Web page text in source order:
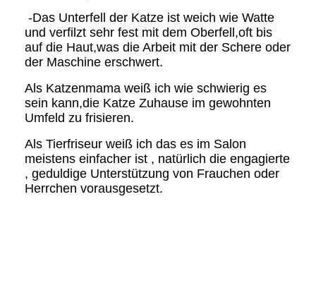
-Das Unterfell der Katze ist weich wie Watte
und verfilzt sehr fest mit dem Oberfell,oft bis
auf die Haut,was die Arbeit mit der Schere oder
der Maschine erschwert.
Als Katzenmama weiß ich wie schwierig es
sein kann,die Katze Zuhause im gewohnten
Umfeld zu frisieren.
Als Tierfriseur weiß ich das es im Salon
meistens einfacher ist , natürlich die engagierte
, geduldige Unterstützung von Frauchen oder
Herrchen vorausgesetzt.